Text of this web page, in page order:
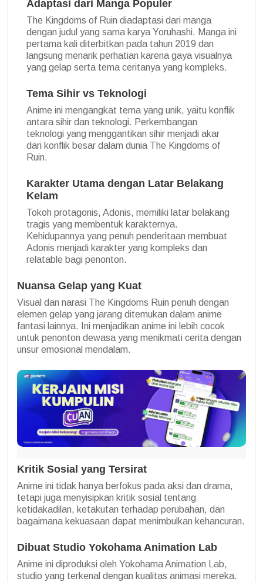
Adaptasi dari Manga Populer
The Kingdoms of Ruin diadaptasi dari manga
dengan judul yang sama karya Yoruhashi. Manga ini
pertama kali diterbitkan pada tahun 2019 dan
langsung menarik perhatian karena gaya visualnya
yang gelap serta tema ceritanya yang kompleks.
Tema Sihir vs Teknologi
Anime ini mengangkat tema yang unik, yaitu konflik
antara sihir dan teknologi. Perkembangan
teknologi yang menggantikan sihir menjadi akar
dari konflik besar dalam dunia The Kingdoms of
Ruin.
Karakter Utama dengan Latar Belakang
Kelam
Tokoh protagonis, Adonis, memiliki latar belakang
tragis yang membentuk karakternya.
Kehidupannya yang penuh penderitaan membuat
Adonis menjadi karakter yang kompleks dan
relatable bagi penonton.
Nuansa Gelap yang Kuat
Visual dan narasi The Kingdoms Ruin penuh dengan
elemen gelap yang jarang ditemukan dalam anime
fantasi lainnya. Ini menjadikan anime ini lebih cocok
untuk penonton dewasa yang menikmati cerita dengan
unsur emosional mendalam.
Kritik Sosial yang Tersirat
Anime ini tidak hanya berfokus pada aksi dan drama,
tetapi juga menyisipkan kritik sosial tentang
ketidakadilan, ketakutan terhadap perubahan, dan
bagaimana kekuasaan dapat menimbulkan kehancuran.
Dibuat Studio Yokohama Animation Lab
Anime ini diproduksi oleh Yokohama Animation Lab,
studio yang terkenal dengan kualitas animasi mereka.